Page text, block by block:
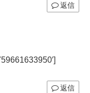
返信
返信